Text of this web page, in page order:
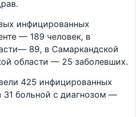
инфицированных
— 189 человек, в
89, в Самаркандской
области — 25 заболевших.
425 инфицированных
31 больной с диагнозом —